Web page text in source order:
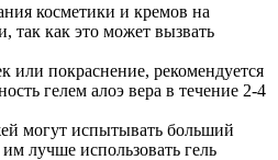
косметики и кремов на
так как это может вызвать
или покраснение, рекомендуется
гелем алоэ вера в течение 2-4
могут испытывать больший
лучше использовать гель